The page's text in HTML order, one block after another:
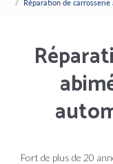
Réparation de
Fort de plus de 20